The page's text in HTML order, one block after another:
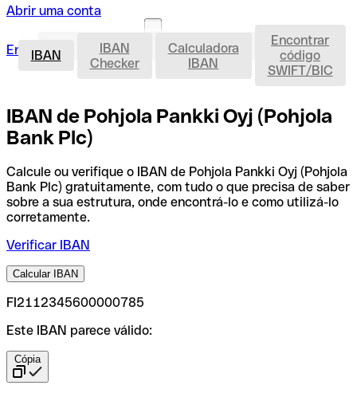
Abrir uma conta
Entrar Abrir uma conta IBAN
IBAN
IBAN
Checker
Calculadora
IBAN
Encontrar
código
SWIFT/BIC
IBAN de Pohjola Pankki Oyj (Pohjola
Bank Plc)
Calcule ou verifique o IBAN de Pohjola Pankki Oyj (Pohjola
Bank Plc) gratuitamente, com tudo o que precisa de saber
sobre a sua estrutura, onde encontrá-lo e como utilizá-lo
corretamente.
Verificar IBAN
Calcular IBAN
FI2112345600000785
Este IBAN parece válido:
Cópia